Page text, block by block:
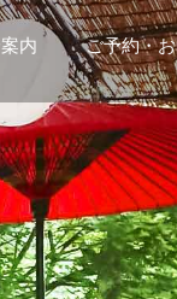
内 ご予約・